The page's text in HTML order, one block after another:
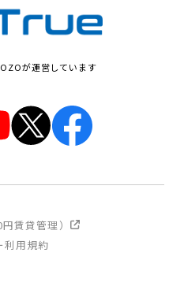
が運営しています
利用規約
賃貸管理）